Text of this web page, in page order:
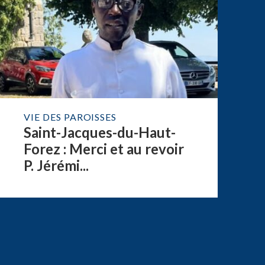
VIE DES PAROISSES
Saint-Jacques-du-Haut-
Forez : Merci et au revoir
P. Jérémi...